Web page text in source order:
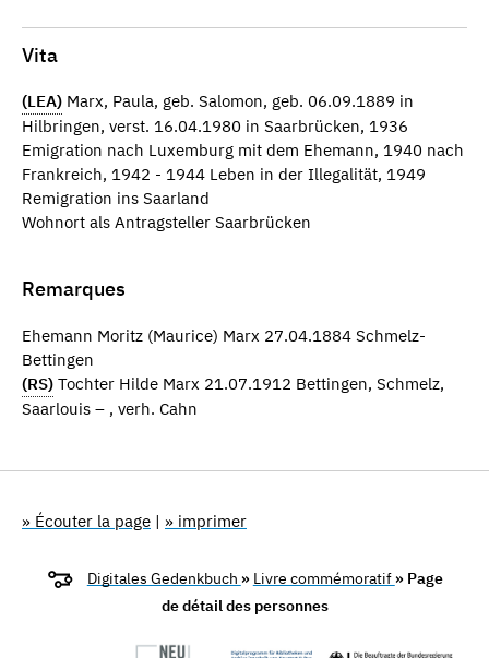
Vita
(LEA) Marx, Paula, geb. Salomon, geb. 06.09.1889 in
Hilbringen, verst. 16.04.1980 in Saarbrücken, 1936
Emigration nach Luxemburg mit dem Ehemann, 1940 nach
Frankreich, 1942 - 1944 Leben in der Illegalität, 1949
Remigration ins Saarland
Wohnort als Antragsteller Saarbrücken
Remarques
Ehemann Moritz (Maurice) Marx 27.04.1884 Schmelz-
Bettingen
(RS) Tochter Hilde Marx 21.07.1912 Bettingen, Schmelz,
Saarlouis – , verh. Cahn
» Écouter la page | » imprimer
Digitales Gedenkbuch » Livre commémoratif » Page
de détail des personnes